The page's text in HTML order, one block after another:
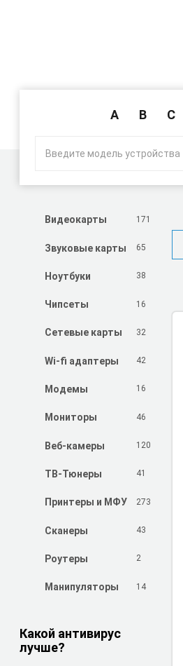
A B C
Видеокарты 171
Звуковые карты 65
Ноутбуки 38
Чипсеты 16
Сетевые карты 32
Wi-fi адаптеры 42
Модемы 16
Мониторы 46
Веб-камеры 120
ТВ-Тюнеры 41
Принтеры и МФУ 273
Сканеры 43
Роутеры 2
Манипуляторы 14
Какой антивирус
лучше?